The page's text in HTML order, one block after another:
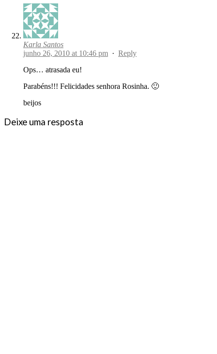
Karla Santos
junho 26, 2010 at 10:46 pm · Reply
Ops… atrasada eu!
Parabéns!!! Felicidades senhora Rosinha. 🙂
beijos
Deixe uma resposta